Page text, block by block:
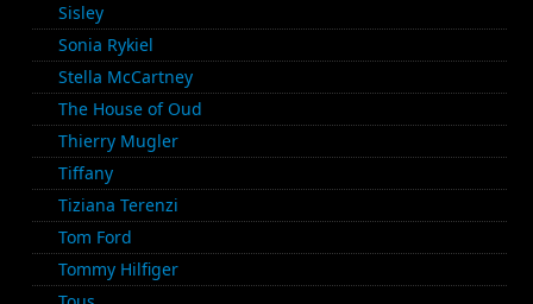
Sisley
Sonia Rykiel
Stella McCartney
The House of Oud
Thierry Mugler
Tiffany
Tiziana Terenzi
Tom Ford
Tommy Hilfiger